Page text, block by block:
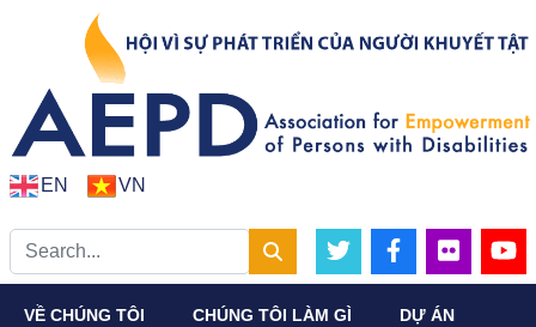
EN VN
VỀ CHÚNG TÔI CHÚNG TÔI LÀM GÌ DỰ ÁN